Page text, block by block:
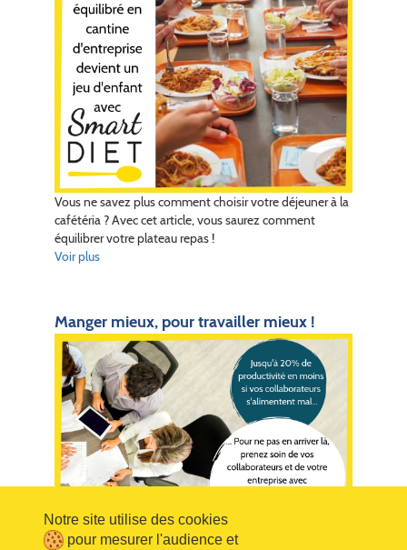
Vous ne savez plus comment choisir votre déjeuner à la
cafétéria ? Avec cet article, vous saurez comment
équilibrer votre plateau repas !
Voir plus
Manger mieux, pour travailler mieux !
Notre site utilise des cookies
pour mesurer l'audience et